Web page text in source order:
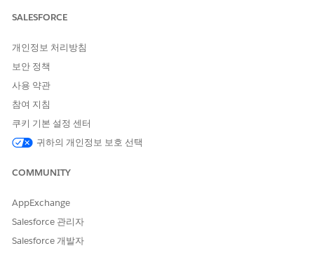
의 유연성을 높입니다. 견적서를 세분화하면 처리, 청구, 인보이
들어 배송지, 수신자 또는 시작 일자와 같은 견적서 그룹 또는
견적서 행 필드를 사용하여 별도의 주문을 만듭니다.
이 기사를 통해 문제를 해결했습니까?
개선을 위한 의견을 보내주세요.
SALESFORCE
개인정보 처리방침
보안 정책
사용 약관
참여 지침
쿠키 기본 설정 센터
귀하의 개인정보 보호 선택
COMMUNITY
AppExchange
Salesforce 관리자
Salesforce 개발자